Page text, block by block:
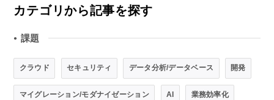
カテゴリから記事を探す
● 課題
クラウド セキュリティ データ分析/データベース 開発
マイグレーション/モダナイゼーション AI 業務効率化